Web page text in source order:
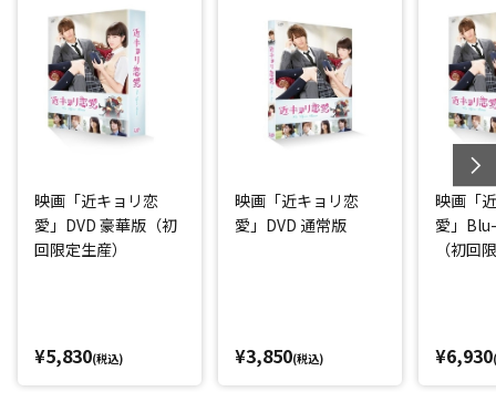
映画「近キョリ恋
愛」DVD 豪華版（初
回限定生産）
¥5,830(税込)
映画「近キョリ恋
愛」DVD 通常版
¥3,850(税込)
映画「
愛」
（初回
¥6,930